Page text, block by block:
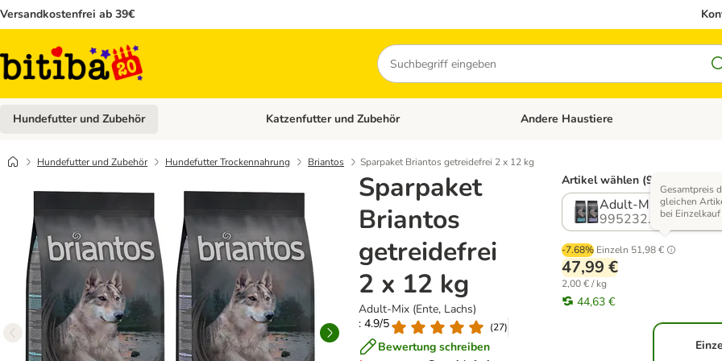
Versandkostenfrei ab 39€
Suchen
Hundefutter und Zubehör Kategorie-Menü öffnen: Hundefutter und Zubehör
Katzenfutter und Zubehör Kategorie-Menü öffnen: Katzenfutter und
Andere Haustiere
Hundefutter und Zubehör Hundefutter Trockennahrung Briantos Sparpaket Briantos getreidefrei 2 x 12 kg
Sparpaket
Briantos
getreidefrei
2 x 12 kg
Adult-Mix (Ente, Lachs)
: 4.9/5
(27)
Bewertung schreiben
Artikel wählen (9 Varianten)
Adult-Mix (Ente,
995232.2
-7.68% Einzeln 51,98 €
Gesamtpreis
gleichen
bei Einzelkauf
47,99 €
2,00 € / kg
44,63 €